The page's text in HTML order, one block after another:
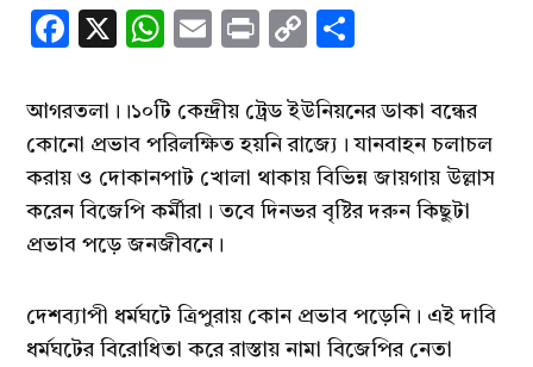
Facebook
X WhatsApp
EmailPrintCopy
আগরতলা।।১০টি কেন্দ্রীয় ট্রেড ইউনিয়নের ডাকা বন্ধের
কোনো প্রভাব পরিলক্ষিত হয়নি রাজ্যে। যানবাহন চলাচল
করায় ও দোকানপাট খোলা থাকায় বিভিন্ন জায়গায় উল্লাস
করেন বিজেপি কর্মীরা। তবে দিনভর বৃষ্টির দরুন কিছুটা
প্রভাব পড়ে জনজীবনে।
দেশব্যাপী ধর্মঘটে ত্রিপুরায় কোন প্রভাব পড়েনি। এই দাবি
ধর্মঘটের বিরোধিতা করে রাস্তায় নামা বিজেপির নেতা